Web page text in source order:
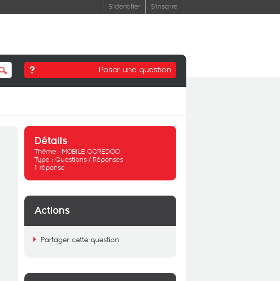
S'identifier S'inscrire
Poser une question
Détails
Thème : MOBILE OOREDOO
Type : Questions / Réponses
1 réponse
Actions
Partager cette question